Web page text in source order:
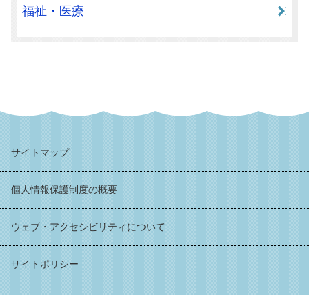
福祉・医療
サイトマップ
個人情報保護制度の概要
ウェブ・アクセシビリティについて
サイトポリシー